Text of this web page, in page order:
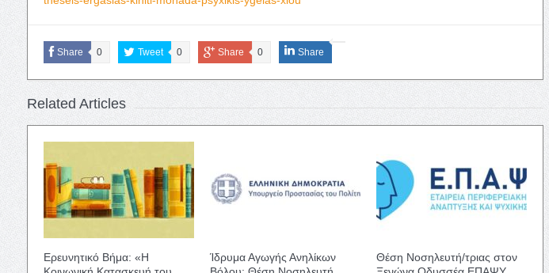
Share 0 Tweet 0 Share 0 Share
Related Articles
Ερευνητικό Βήμα: «Η
Ίδρυμα Αγωγής Ανηλίκων
Θέση Νοσηλευτή/τριας στον